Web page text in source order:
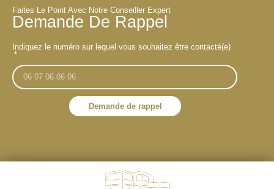
Faites Le Point Avec Notre Conseiller Expert
Demande De Rappel
Indiquez le numéro sur lequel vous souhaitez être contacté(e)
Demande de rappel